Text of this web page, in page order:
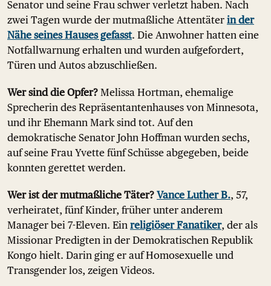
Senator und seine Frau schwer verletzt haben. Nach
zwei Tagen wurde der mutmaßliche Attentäter in der
Nähe seines Hauses gefasst. Die Anwohner hatten eine
Notfallwarnung erhalten und wurden aufgefordert,
Türen und Autos abzuschließen.
Wer sind die Opfer? Melissa Hortman, ehemalige
Sprecherin des Repräsentantenhauses von Minnesota,
und ihr Ehemann Mark sind tot. Auf den
demokratische Senator John Hoffman wurden sechs,
auf seine Frau Yvette fünf Schüsse abgegeben, beide
konnten gerettet werden.
Wer ist der mutmaßliche Täter? Vance Luther B., 57,
verheiratet, fünf Kinder, früher unter anderem
Manager bei 7-Eleven. Ein religiöser Fanatiker, der als
Missionar Predigten in der Demokratischen Republik
Kongo hielt. Darin ging er auf Homosexuelle und
Transgender los, zeigen Videos.